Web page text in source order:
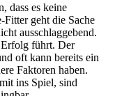
dass es keine
Fitter geht die Sache
ausschlaggebend.
Erfolg führt. Der
oft kann bereits ein
Faktoren haben.
ins Spiel, sind